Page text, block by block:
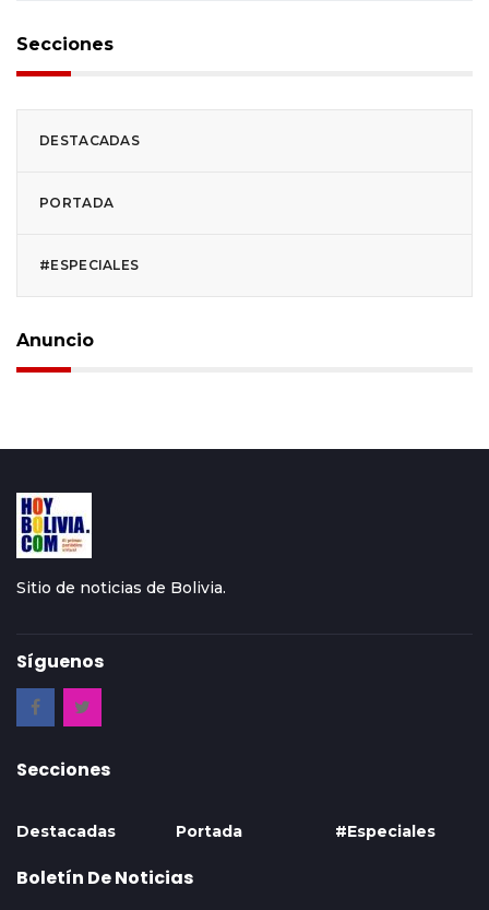
Secciones
DESTACADAS
PORTADA
#ESPECIALES
Anuncio
Sitio de noticias de Bolivia.
Síguenos
Secciones
Destacadas Portada #Especiales
Boletín De Noticias